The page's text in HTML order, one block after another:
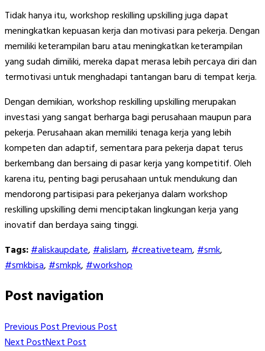
Tidak hanya itu, workshop reskilling upskilling juga dapat
meningkatkan kepuasan kerja dan motivasi para pekerja. Dengan
memiliki keterampilan baru atau meningkatkan keterampilan
yang sudah dimiliki, mereka dapat merasa lebih percaya diri dan
termotivasi untuk menghadapi tantangan baru di tempat kerja.
Dengan demikian, workshop reskilling upskilling merupakan
investasi yang sangat berharga bagi perusahaan maupun para
pekerja. Perusahaan akan memiliki tenaga kerja yang lebih
kompeten dan adaptif, sementara para pekerja dapat terus
berkembang dan bersaing di pasar kerja yang kompetitif. Oleh
karena itu, penting bagi perusahaan untuk mendukung dan
mendorong partisipasi para pekerjanya dalam workshop
reskilling upskilling demi menciptakan lingkungan kerja yang
inovatif dan berdaya saing tinggi.
Tags:#aliskaupdate,#alislam,#creativeteam,#smk,
#smkbisa,#smkpk,#workshop
Post navigation
Previous PostPrevious Post
Next PostNext Post